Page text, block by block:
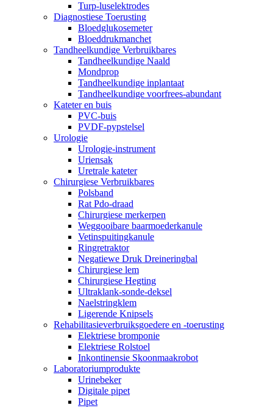
Turp-luselektrodes
Diagnostiese Toerusting
Bloedglukosemeter
Bloeddrukmanchet
Tandheelkundige Verbruikbares
Tandheelkundige Naald
Mondprop
Tandheelkundige inplantaat
Tandheelkundige voorfrees-abundant
Kateter en buis
PVC-buis
PVDF-pypstelsel
Urologie
Urologie-instrument
Uriensak
Uretrale kateter
Chirurgiese Verbruikbares
Polsband
Rat Pdo-draad
Chirurgiese merkerpen
Weggooibare baarmoederkanule
Vetinspuitingkanule
Ringretraktor
Negatiewe Druk Dreineringbal
Chirurgiese lem
Chirurgiese Hegting
Ultraklank-sonde-deksel
Naelstringklem
Ligerende Knipsels
Rehabilitasieverbruiksgoedere en -toerusting
Elektriese bromponie
Elektriese Rolstoel
Inkontinensie Skoonmaakrobot
Laboratoriumprodukte
Urinebeker
Digitale pipet
Pipet